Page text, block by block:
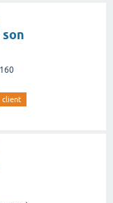
160
client